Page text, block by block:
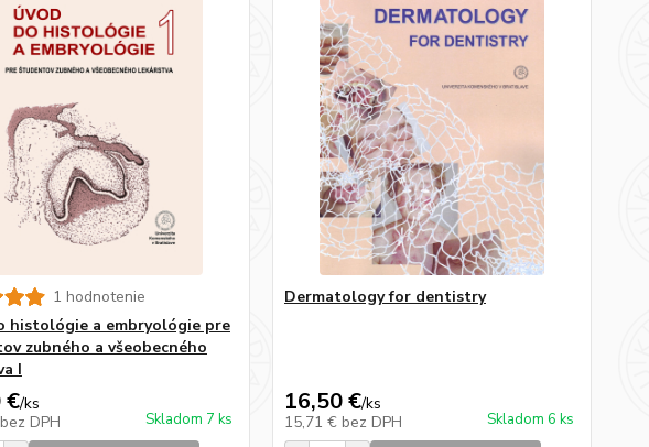
1 hodnotenie
histológie a embryológie pre
zubného a všeobecného
I
€/ks
bez DPH Skladom 7 ks
Dermatology for dentistry
16,50 €/ks
15,71 € bez DPH Skladom 6 ks